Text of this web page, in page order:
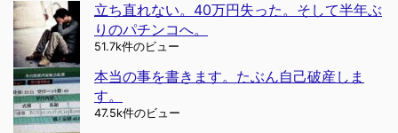
立ち直れない。40万円失った。そして半年ぶ
りのパチンコへ。
51.7k件のビュー
本当の事を書きます。たぶん自己破産しま
す。
47.5k件のビュー